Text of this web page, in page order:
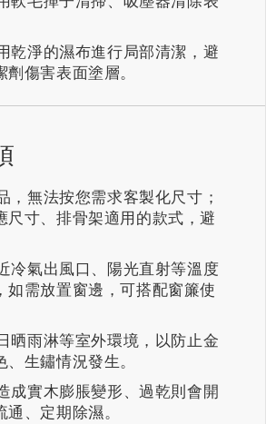
乾淨的濕布進行局部清潔，避
傷害表面塗層。
，無法按您需求客製化尺寸；
尺寸、排骨架適用的款式，避
冷氣出風口、陽光直射等溫度
如需放置窗邊，可搭配窗簾使
晒雨淋等室外環境，以防止金
生鏽情況發生。
成實木膨脹變形、過乾則會開
、定期除濕。